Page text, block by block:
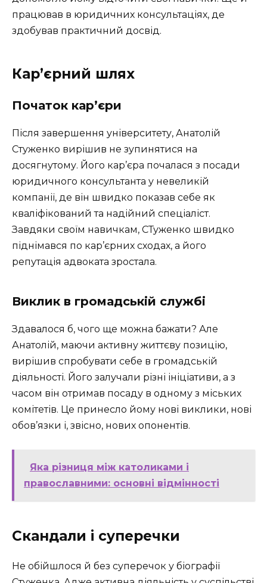
працював в юридичних консультаціях, де
здобував практичний досвід.
Кар’єрний шлях
Початок кар’єри
Після завершення університету, Анатолій
Стуженко вирішив не зупинятися на
досягнутому. Його кар’єра почалася з посади
юридичного консультанта у невеликій
компанії, де він швидко показав себе як
кваліфікований та надійний спеціаліст.
Завдяки своїм навичкам, СТуженко швидко
піднімався по кар’єрних сходах, а його
репутація адвоката зростала.
Виклик в громадській службі
Здавалося б, чого ще можна бажати? Але
Анатолій, маючи активну життєву позицію,
вирішив спробувати себе в громадській
діяльності. Його залучали різні ініціативи, а з
часом він отримав посаду в одному з міських
комітетів. Це принесло йому нові виклики, нові
обов’язки і, звісно, нових опонентів.
Яка різниця між католиками і
православними: основні відмінності
Скандали і суперечки
Не обійшлося й без суперечок у біографії